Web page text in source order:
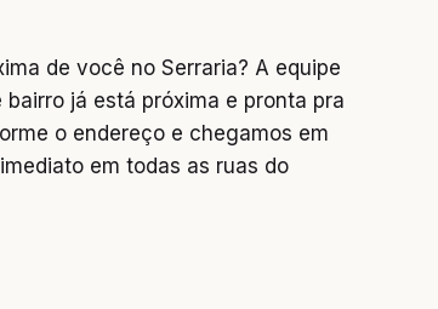
de você no Serraria? A equipe
já está próxima e pronta pra
o endereço e chegamos em
em todas as ruas do